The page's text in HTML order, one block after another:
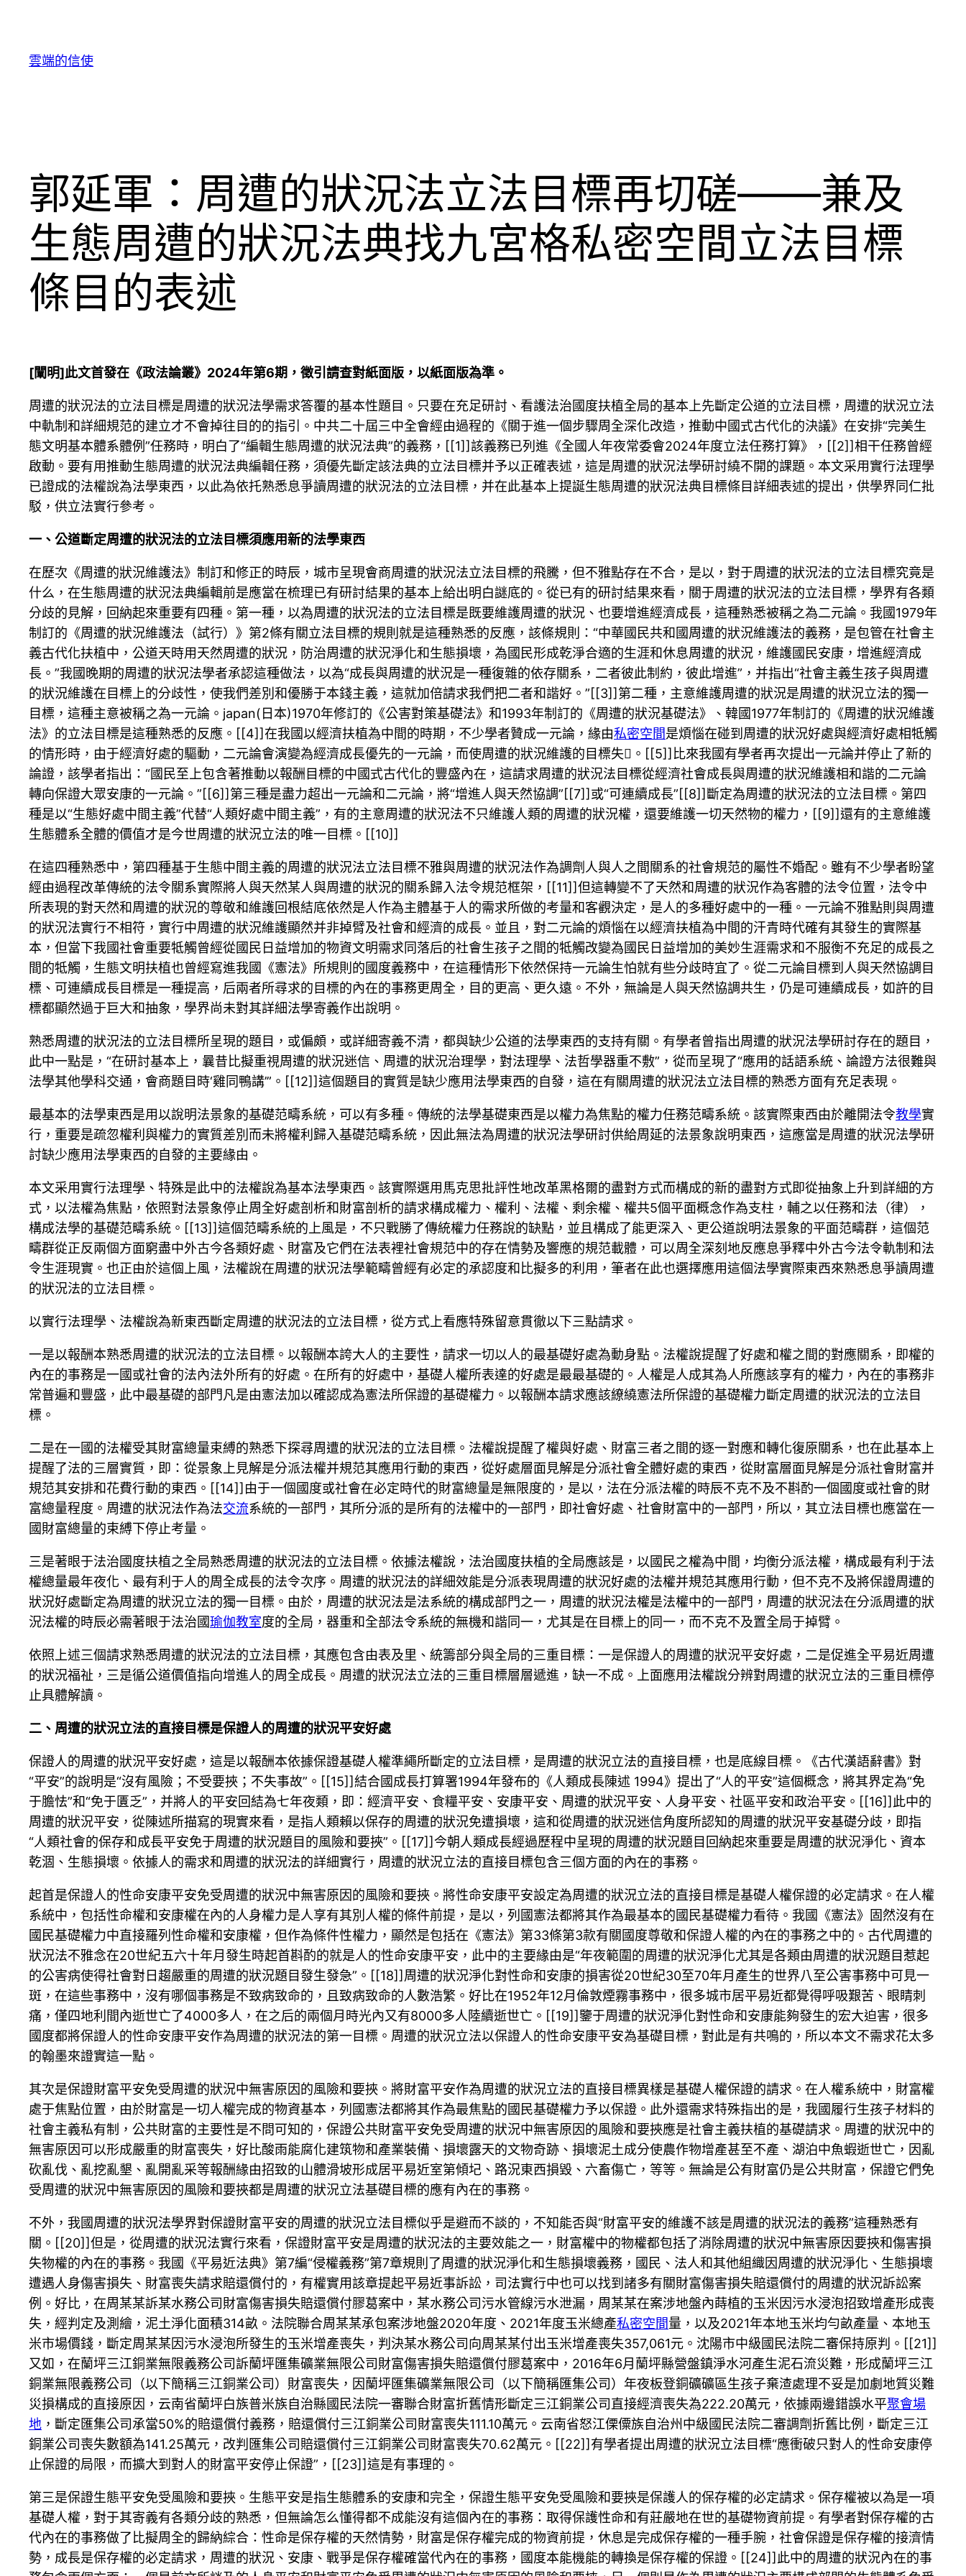
雲端的信使
郭延軍：周遭的狀況法立法目標再切磋——兼及
生態周遭的狀況法典找九宮格私密空間立法目標
條目的表述
[闡明]此文首發在《政法論叢》2024年第6期，徵引請查對紙面版，以紙面版為準。
周遭的狀況法的立法目標是周遭的狀況法學需求答覆的基本性題目。只要在充足研討、看護法治國度扶植全局的基本上先斷定公道的立法目標，周遭的狀況立法
中軌制和詳細規范的建立才不會掉往目的的指引。中共二十屆三中全會經由過程的《關于進一個步驟周全深化改造，推動中國式古代化的決議》在安排“完美生
態文明基本體系體例”任務時，明白了“編輯生態周遭的狀況法典”的義務，[[1]]該義務已列進《全國人年夜常委會2024年度立法任務打算》，[[2]]相干任務曾經
啟動。要有用推動生態周遭的狀況法典編輯任務，須優先斷定該法典的立法目標并予以正確表述，這是周遭的狀況法學研討繞不開的課題。本文采用實行法理學
已證成的法權說為法學東西，以此為依托熟悉息爭讀周遭的狀況法的立法目標，并在此基本上提誕生態周遭的狀況法典目標條目詳細表述的提出，供學界同仁批
駁，供立法實行參考。
一、公道斷定周遭的狀況法的立法目標須應用新的法學東西
在歷次《周遭的狀況維護法》制訂和修正的時辰，城市呈現會商周遭的狀況法立法目標的飛騰，但不雅點存在不合，是以，對于周遭的狀況法的立法目標究竟是
什么，在生態周遭的狀況法典編輯前是應當在梳理已有研討結果的基本上給出明白謎底的。從已有的研討結果來看，關于周遭的狀況法的立法目標，學界有各類
分歧的見解，回納起來重要有四種。第一種，以為周遭的狀況法的立法目標是既要維護周遭的狀況、也要增進經濟成長，這種熟悉被稱之為二元論。我國1979年
制訂的《周遭的狀況維護法（試行）》第2條有關立法目標的規則就是這種熟悉的反應，該條規則：“中華國民共和國周遭的狀況維護法的義務，是包管在社會主
義古代化扶植中，公道天時用天然周遭的狀況，防治周遭的狀況淨化和生態損壞，為國民形成乾淨合適的生涯和休息周遭的狀況，維護國民安康，增進經濟成
長。”我國晚期的周遭的狀況法學者承認這種做法，以為“成長與周遭的狀況是一種復雜的依存關系，二者彼此制約，彼此增進”，并指出“社會主義生孩子與周遭
的狀況維護在目標上的分歧性，使我們差別和優勝于本錢主義，這就加倍請求我們把二者和諧好。”[[3]]第二種，主意維護周遭的狀況是周遭的狀況立法的獨一
目標，這種主意被稱之為一元論。japan(日本)1970年修訂的《公害對策基礎法》和1993年制訂的《周遭的狀況基礎法》、韓國1977年制訂的《周遭的狀況維護
法》的立法目標是這種熟悉的反應。[[4]]在我國以經濟扶植為中間的時期，不少學者贊成一元論，緣由私密空間是煩惱在碰到周遭的狀況好處與經濟好處相牴觸
的情形時，由于經濟好處的驅動，二元論會演變為經濟成長優先的一元論，而使周遭的狀況維護的目標失。[[5]]比來我國有學者再次提出一元論并停止了新的
論證，該學者指出：“國民至上包含著推動以報酬目標的中國式古代化的豐盛內在，這請求周遭的狀況法目標從經濟社會成長與周遭的狀況維護相和諧的二元論
轉向保證大眾安康的一元論。”[[6]]第三種是盡力超出一元論和二元論，將“增進人與天然協調”[[7]]或“可連續成長”[[8]]斷定為周遭的狀況法的立法目標。第四
種是以“生態好處中間主義”代替“人類好處中間主義”，有的主意周遭的狀況法不只維護人類的周遭的狀況權，還要維護一切天然物的權力，[[9]]還有的主意維護
生態體系全體的價值才是今世周遭的狀況立法的唯一目標。[[10]]
在這四種熟悉中，第四種基于生態中間主義的周遭的狀況法立法目標不雅與周遭的狀況法作為調劑人與人之間關系的社會規范的屬性不婚配。雖有不少學者盼望
經由過程改革傳統的法令關系實際將人與天然某人與周遭的狀況的關系歸入法令規范框架，[[11]]但這轉變不了天然和周遭的狀況作為客體的法令位置，法令中
所表現的對天然和周遭的狀況的尊敬和維護回根結底依然是人作為主體基于人的需求所做的考量和客觀決定，是人的多種好處中的一種。一元論不雅點則與周遭
的狀況法實行不相符，實行中周遭的狀況維護顯然并非掉臂及社會和經濟的成長。並且，對二元論的煩惱在以經濟扶植為中間的汗青時代確有其發生的實際基
本，但當下我國社會重要牴觸曾經從國民日益增加的物資文明需求同落后的社會生孩子之間的牴觸改變為國民日益增加的美妙生涯需求和不服衡不充足的成長之
間的牴觸，生態文明扶植也曾經寫進我國《憲法》所規則的國度義務中，在這種情形下依然保持一元論生怕就有些分歧時宜了。從二元論目標到人與天然協調目
標、可連續成長目標是一種提高，后兩者所尋求的目標的內在的事務更周全，目的更高、更久遠。不外，無論是人與天然協調共生，仍是可連續成長，如許的目
標都顯然過于巨大和抽象，學界尚未對其詳細法學寄義作出說明。
熟悉周遭的狀況法的立法目標所呈現的題目，或偏頗，或詳細寄義不清，都與缺少公道的法學東西的支持有關。有學者曾指出周遭的狀況法學研討存在的題目，
此中一點是，“在研討基本上，曩昔比擬重視周遭的狀況迷信、周遭的狀況治理學，對法理學、法哲學器重不敷”，從而呈現了“應用的話語系統、論證方法很難與
法學其他學科交通，會商題目時‘雞同鴨講’”。[[12]]這個題目的實質是缺少應用法學東西的自發，這在有關周遭的狀況法立法目標的熟悉方面有充足表現。
最基本的法學東西是用以說明法景象的基礎范疇系統，可以有多種。傳統的法學基礎東西是以權力為焦點的權力任務范疇系統。該實際東西由於離開法令教學實
行，重要是疏忽權利與權力的實質差別而未將權利歸入基礎范疇系統，因此無法為周遭的狀況法學研討供給周延的法景象說明東西，這應當是周遭的狀況法學研
討缺少應用法學東西的自發的主要緣由。
本文采用實行法理學、特殊是此中的法權說為基本法學東西。該實際選用馬克思批評性地改革黑格爾的盡對方式而構成的新的盡對方式即從抽象上升到詳細的方
式，以法權為焦點，依照對法景象停止周全好處剖析和財富剖析的請求構成權力、權利、法權、剩余權、權共5個平面概念作為支柱，輔之以任務和法（律），
構成法學的基礎范疇系統。[[13]]這個范疇系統的上風是，不只戰勝了傳統權力任務說的缺點，並且構成了能更深入、更公道說明法景象的平面范疇群，這個范
疇群從正反兩個方面窮盡中外古今各類好處、財富及它們在法表裡社會規范中的存在情勢及響應的規范載體，可以周全深刻地反應息爭釋中外古今法令軌制和法
令生涯現實。也正由於這個上風，法權說在周遭的狀況法學範疇曾經有必定的承認度和比擬多的利用，筆者在此也選擇應用這個法學實際東西來熟悉息爭讀周遭
的狀況法的立法目標。
以實行法理學、法權說為新東西斷定周遭的狀況法的立法目標，從方式上看應特殊留意貫徹以下三點請求。
一是以報酬本熟悉周遭的狀況法的立法目標。以報酬本誇大人的主要性，請求一切以人的最基礎好處為動身點。法權說提醒了好處和權之間的對應關系，即權的
內在的事務是一國或社會的法內法外所有的好處。在所有的好處中，基礎人權所表達的好處是最最基礎的。人權是人成其為人所應該享有的權力，內在的事務非
常普遍和豐盛，此中最基礎的部門凡是由憲法加以確認成為憲法所保證的基礎權力。以報酬本請求應該繚繞憲法所保證的基礎權力斷定周遭的狀況法的立法目
標。
二是在一國的法權受其財富總量束縛的熟悉下探尋周遭的狀況法的立法目標。法權說提醒了權與好處、財富三者之間的逐一對應和轉化復原關系，也在此基本上
提醒了法的三層實質，即：從景象上見解是分派法權并規范其應用行動的東西，從好處層面見解是分派社會全體好處的東西，從財富層面見解是分派社會財富并
規范其安排和花費行動的東西。[[14]]由于一個國度或社會在必定時代的財富總量是無限度的，是以，法在分派法權的時辰不克不及不斟酌一個國度或社會的財
富總量程度。周遭的狀況法作為法交流系統的一部門，其所分派的是所有的法權中的一部門，即社會好處、社會財富中的一部門，所以，其立法目標也應當在一
國財富總量的束縛下停止考量。
三是著眼于法治國度扶植之全局熟悉周遭的狀況法的立法目標。依據法權說，法治國度扶植的全局應該是，以國民之權為中間，均衡分派法權，構成最有利于法
權總量最年夜化、最有利于人的周全成長的法令次序。周遭的狀況法的詳細效能是分派表現周遭的狀況好處的法權并規范其應用行動，但不克不及將保證周遭的
狀況好處斷定為周遭的狀況立法的獨一目標。由於，周遭的狀況法是法系統的構成部門之一，周遭的狀況法權是法權中的一部門，周遭的狀況法在分派周遭的狀
況法權的時辰必需著眼于法治國瑜伽教室度的全局，器重和全部法令系統的無機和諧同一，尤其是在目標上的同一，而不克不及置全局于掉臂。
依照上述三個請求熟悉周遭的狀況法的立法目標，其應包含由表及里、統籌部分與全局的三重目標：一是保證人的周遭的狀況平安好處，二是促進全平易近周遭
的狀況福祉，三是循公道價值指向增進人的周全成長。周遭的狀況法立法的三重目標層層遞進，缺一不成。上面應用法權說分辨對周遭的狀況立法的三重目標停
止具體解讀。
二、周遭的狀況立法的直接目標是保證人的周遭的狀況平安好處
保證人的周遭的狀況平安好處，這是以報酬本依據保證基礎人權準繩所斷定的立法目標，是周遭的狀況立法的直接目標，也是底線目標。《古代漢語辭書》對
“平安”的說明是“沒有風險；不受要挾；不失事故”。[[15]]結合國成長打算署1994年發布的《人類成長陳述 1994》提出了“人的平安”這個概念，將其界定為“免
于膽怯”和“免于匱乏”，并將人的平安回結為七年夜類，即：經濟平安、食糧平安、安康平安、周遭的狀況平安、人身平安、社區平安和政治平安。[[16]]此中的
周遭的狀況平安，從陳述所描寫的現實來看，是指人類賴以保存的周遭的狀況免遭損壞，這和從周遭的狀況迷信角度所認知的周遭的狀況平安基礎分歧，即指
“人類社會的保存和成長平安免于周遭的狀況題目的風險和要挾”。[[17]]今朝人類成長經過歷程中呈現的周遭的狀況題目回納起來重要是周遭的狀況淨化、資本
乾涸、生態損壞。依據人的需求和周遭的狀況法的詳細實行，周遭的狀況立法的直接目標包含三個方面的內在的事務。
起首是保證人的性命安康平安免受周遭的狀況中無害原因的風險和要挾。將性命安康平安設定為周遭的狀況立法的直接目標是基礎人權保證的必定請求。在人權
系統中，包括性命權和安康權在內的人身權力是人享有其別人權的條件前提，是以，列國憲法都將其作為最基本的國民基礎權力看待。我國《憲法》固然沒有在
國民基礎權力中直接羅列性命權和安康權，但作為條件性權力，顯然是包括在《憲法》第33條第3款有關國度尊敬和保證人權的內在的事務之中的。古代周遭的
狀況法不雅念在20世紀五六十年月發生時起首斟酌的就是人的性命安康平安，此中的主要緣由是“年夜範圍的周遭的狀況淨化尤其是各類由周遭的狀況題目惹起
的公害病使得社會對日趨嚴重的周遭的狀況題目發生發急”。[[18]]周遭的狀況淨化對性命和安康的損害從20世紀30至70年月產生的世界八至公害事務中可見一
斑，在這些事務中，沒有哪個事務是不致病致命的，且致病致命的人數浩繁。好比在1952年12月倫敦煙霧事務中，很多城市居平易近都覺得呼吸艱苦、眼睛刺
痛，僅四地利間內逝世亡了4000多人，在之后的兩個月時光內又有8000多人陸續逝世亡。[[19]]鑒于周遭的狀況淨化對性命和安康能夠發生的宏大迫害，很多
國度都將保證人的性命安康平安作為周遭的狀況法的第一目標。周遭的狀況立法以保證人的性命安康平安為基礎目標，對此是有共鳴的，所以本文不需求花太多
的翰墨來證實這一點。
其次是保證財富平安免受周遭的狀況中無害原因的風險和要挾。將財富平安作為周遭的狀況立法的直接目標異樣是基礎人權保證的請求。在人權系統中，財富權
處于焦點位置，由於財富是一切人權完成的物資基本，列國憲法都將其作為最焦點的國民基礎權力予以保證。此外還需求特殊指出的是，我國履行生孩子材料的
社會主義私有制，公共財富的主要性是不問可知的，保證公共財富平安免受周遭的狀況中無害原因的風險和要挾應是社會主義扶植的基礎請求。周遭的狀況中的
無害原因可以形成嚴重的財富喪失，好比酸雨能腐化建筑物和產業裝備、損壞露天的文物奇跡、損壞泥土成分使農作物增產甚至不產、湖泊中魚蝦逝世亡，因亂
砍亂伐、亂挖亂墾、亂開亂采等報酬緣由招致的山體滑坡形成居平易近室第傾圮、路況東西損毀、六畜傷亡，等等。無論是公有財富仍是公共財富，保證它們免
受周遭的狀況中無害原因的風險和要挾都是周遭的狀況立法基礎目標的應有內在的事務。
不外，我國周遭的狀況法學界對保證財富平安的周遭的狀況立法目標似乎是避而不談的，不知能否與“財富平安的維護不該是周遭的狀況法的義務”這種熟悉有
關。[[20]]但是，從周遭的狀況法實行來看，保證財富平安是周遭的狀況法的主要效能之一，財富權中的物權都包括了消除周遭的狀況中無害原因要挾和傷害損
失物權的內在的事務。我國《平易近法典》第7編“侵權義務”第7章規則了周遭的狀況淨化和生態損壞義務，國民、法人和其他組織因周遭的狀況淨化、生態損壞
遭遇人身傷害損失、財富喪失請求賠還償付的，有權實用該章提起平易近事訴訟，司法實行中也可以找到諸多有關財富傷害損失賠還償付的周遭的狀況訴訟案
例。好比，在周某某訴某水務公司財富傷害損失賠還償付膠葛案中，某水務公司污水管線污水泄漏，周某某在案涉地盤內蒔植的玉米因污水浸泡招致增產形成喪
失，經判定及測繪，泥土淨化面積314畝。法院聯合周某某承包案涉地盤2020年度、2021年度玉米總產私密空間量，以及2021年本地玉米均勻畝產量、本地玉
米市場價錢，斷定周某某因污水浸泡所發生的玉米增產喪失，判決某水務公司向周某某付出玉米增產喪失357,061元。沈陽市中級國民法院二審保持原判。[[21]]
又如，在蘭坪三江銅業無限義務公司訴蘭坪匯集礦業無限公司財富傷害損失賠還償付膠葛案中，2016年6月蘭坪縣營盤鎮淨水河產生泥石流災難，形成蘭坪三江
銅業無限義務公司（以下簡稱三江銅業公司）財富喪失，因蘭坪匯集礦業無限公司（以下簡稱匯集公司）年夜板登銅礦礦區生孩子棄渣處理不妥是加劇地質災難
災損構成的直接原因，云南省蘭坪白族普米族自治縣國民法院一審聯合財富折舊情形斷定三江銅業公司直接經濟喪失為222.20萬元，依據兩邊錯誤水平聚會場
地 ，斷定匯集公司承當50%的賠還償付義務，賠還償付三江銅業公司財富喪失111.10萬元。云南省怒江傈僳族自治州中級國民法院二審調劑折舊比例，斷定三江
銅業公司喪失數額為141.25萬元，改判匯集公司賠還償付三江銅業公司財富喪失70.62萬元。[[22]]有學者提出周遭的狀況立法目標“應衝破只對人的性命安康停
止保證的局限，而擴大到對人的財富平安停止保證”，[[23]]這是有事理的。
第三是保證生態平安免受風險和要挾。生態平安是指生態體系的安康和完全，保證生態平安免受風險和要挾是保護人的保存權的必定請求。保存權被以為是一項
基礎人權，對于其寄義有各類分歧的熟悉，但無論怎么懂得都不成能沒有這個內在的事務：取得保護性命和有莊嚴地在世的基礎物資前提。有學者對保存權的古
代內在的事務做了比擬周全的歸納綜合：性命是保存權的天然情勢，財富是保存權完成的物資前提，休息是完成保存權的一種手腕，社會保證是保存權的接濟情
勢，成長是保存權的必定請求，周遭的狀況、安康、戰爭是保存權確當代內在的事務，國度本能機能的轉換是保存權的保證。[[24]]此中的周遭的狀況內在的事